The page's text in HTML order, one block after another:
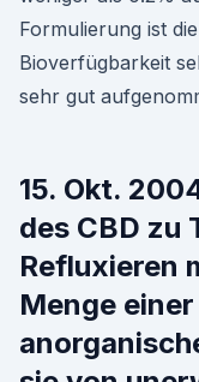
Formulierung ist
Bioverfügbarkeit
sehr gut
15. Okt.
des CBD zu
Refluxieren
Menge